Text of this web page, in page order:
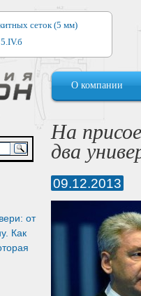
сеток (5 мм)
окон
окон
для (4, 5, 6 мм)
О компании
от
Как
На
два
09.12.2013